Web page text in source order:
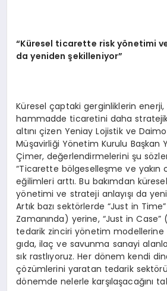
“Küresel ticarette risk yönetimi
da yeniden şekilleniyor”
Küresel çaptaki gerginliklerin enerji,
hammadde ticaretini daha
altını çizen Yeniay Lojistik ve
Müşavirliği Yönetim Kurulu Başkan
Çimer, değerlendirmelerini şu
“Ticarette bölgeselleşme ve
eğilimleri arttı. Bu bakımdan
yönetimi ve strateji anlayışı da
Artık bazı sektörlerde “Just in
Zamanında) yerine, “Just in Case”
tedarik zinciri yönetim modellerine
gıda, ilaç ve savunma sanayi
sık rastlıyoruz. Her dönem kendi
çözümlerini yaratan tedarik
dönemde nelerle karşılaşacağını